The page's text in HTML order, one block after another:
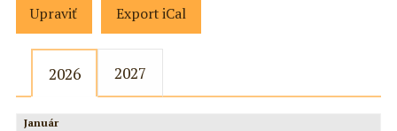
Upraviť Export iCal
2026 2027
Január